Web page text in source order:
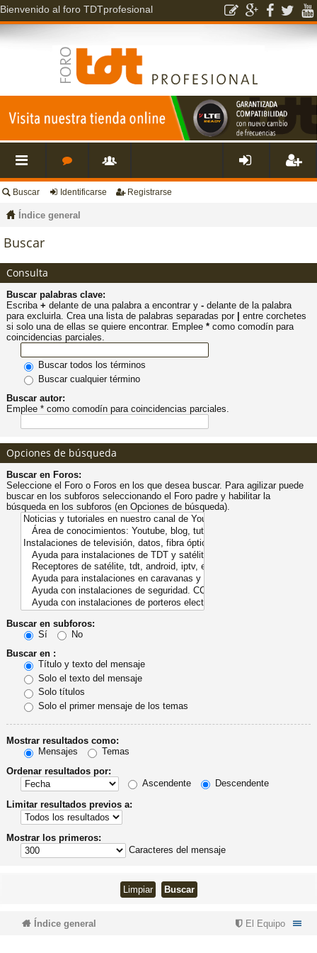
Bienvenido al foro TDTprofesional
nl
es
rá
pi
do
s
o
o
s
s
a
ri
s
fic
ar
ra
rs
Buscar Identificarse Registrarse
Índice general
Buscar
Consulta
Buscar palabras clave:
Escriba + delante de una palabra a encontrar y - delante de la palabra
para excluirla. Crea una lista de palabras separadas por
entre corchetes
si solo una de ellas se quiere encontrar. Emplee * como comodín para
coincidencias parciales.
Buscar todos los términos
Buscar cualquier término
Buscar autor:
Emplee * como comodín para coincidencias parciales.
Opciones de búsqueda
Buscar en Foros:
Seleccione el Foro o Foros en los que desea buscar. Para agilizar puede
buscar en los subforos seleccionando el Foro padre y habilitar la
búsqueda en los subforos (en Opciones de búsqueda).
Buscar en subforos:
Sí
No
Buscar en :
Título y texto del mensaje
Solo el texto del mensaje
Solo títulos
Solo el primer mensaje de los temas
Mostrar resultados como:
Mensajes
Temas
Ordenar resultados por:
Ascendente
Descendente
Limitar resultados previos a:
Mostrar los primeros:
Caracteres del mensaje
Índice general El Equipo